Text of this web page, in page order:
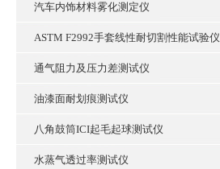
汽车内饰材料雾化测定仪
ASTM F2992手套线性耐切割性能试验仪
通气阻力及压力差测试仪
油漆面耐划痕测试仪
八角鼓筒ICI起毛起球测试仪
水蒸气透过率测试仪